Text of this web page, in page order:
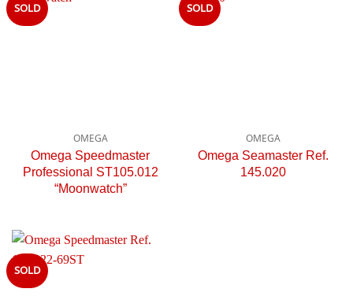
SOLD
OMEGA
Omega Speedmaster
Professional ST105.012
“Moonwatch”
SOLD
OMEGA
Omega Seamaster Ref.
145.020
SOLD